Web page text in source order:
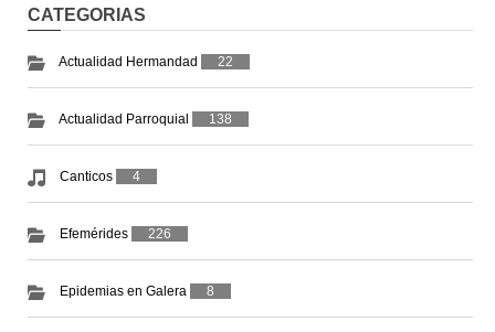
CATEGORIAS
Actualidad Hermandad 22
Actualidad Parroquial 138
Canticos 4
Efemérides 226
Epidemias en Galera 8